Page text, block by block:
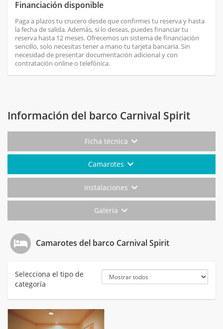
Financiación disponible
Paga a plazos tu crucero desde que confirmes tu reserva y hasta
la fecha de salida. Además, si lo deseas, puedes financiar tu
reserva hasta 12 meses. Ofrecemos un sistema de financiación
sencillo, solo necesitas tener a mano tu tarjeta bancaria. Sin
necesidad de presentar documentación adicional y con
contratación online o telefónica.
Información del barco Carnival Spirit
Ficha técnica
Camarotes
Instalaciones
Galería
Camarotes del barco Carnival Spirit
Selecciona el tipo de
categoría